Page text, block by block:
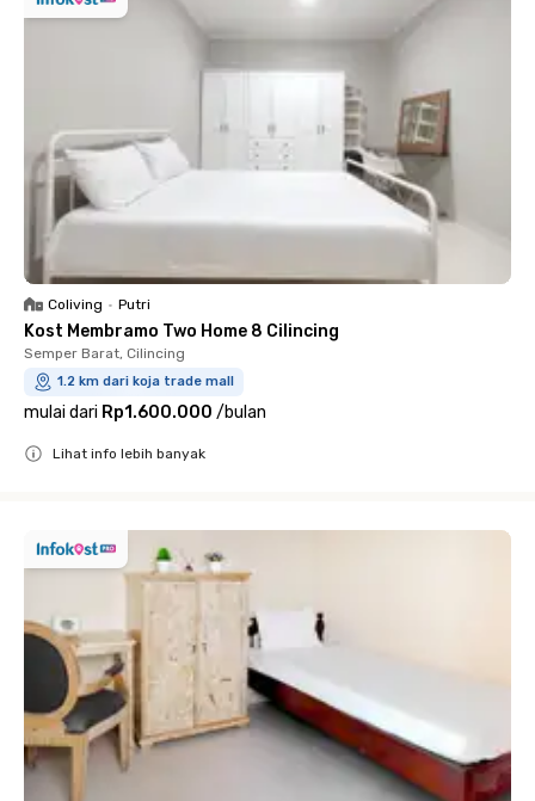
Coliving • Putri
Kost Membramo Two Home 8 Cilincing
Semper Barat, Cilincing
1.2 km dari koja trade mall
mulai dari Rp1.600.000 /bulan
Lihat info lebih banyak